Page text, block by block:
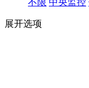
展开选项